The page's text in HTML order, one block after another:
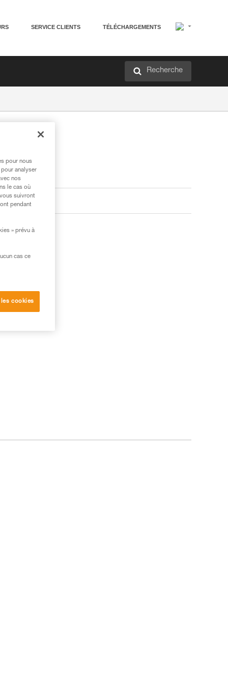
SERVICE CLIENTS TÉLÉCHARGEMENTS
Recherche
pour nous
analyser
nos
le cas où
suivront
pendant
» prévu à
cas ce
cookies